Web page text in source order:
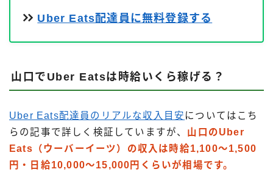
Uber Eats配達員に無料登録する
山口でUber Eatsは時給いくら稼げる？
Uber Eats配達員のリアルな収入目安 についてはこち
らの記事で詳しく検証していますが、 山口のUber
Eats（ウーバーイーツ）の収入は時給1,100〜1,500
円・日給10,000〜15,000円くらいが相場です。